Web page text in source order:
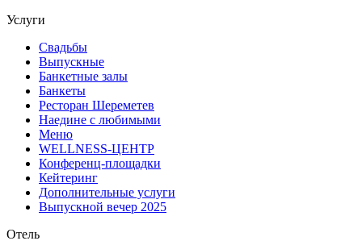
Услуги
Свадьбы
Выпускные
Банкетные залы
Банкеты
Ресторан Шереметев
Наедине с любимыми
Меню
WELLNESS-ЦЕНТР
Конференц-площадки
Кейтеринг
Дополнительные услуги
Выпускной вечер 2025
Отель